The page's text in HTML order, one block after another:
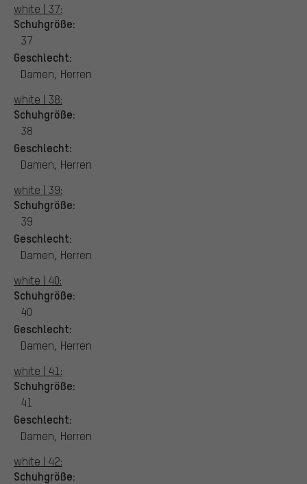
white | 37:
Schuhgröße:
37
Geschlecht:
Damen, Herren
white | 38:
Schuhgröße:
38
Geschlecht:
Damen, Herren
white | 39:
Schuhgröße:
39
Geschlecht:
Damen, Herren
white | 40:
Schuhgröße:
40
Geschlecht:
Damen, Herren
white | 41:
Schuhgröße:
41
Geschlecht:
Damen, Herren
white | 42:
Schuhgröße: